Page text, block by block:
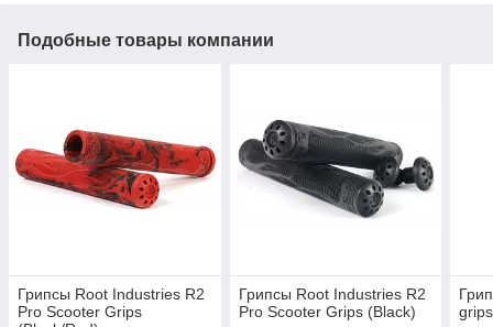
Подобные товары компании
Грипсы Root Industries R2
Pro Scooter Grips
Грипсы Root Industries R2
Pro Scooter Grips (Black)